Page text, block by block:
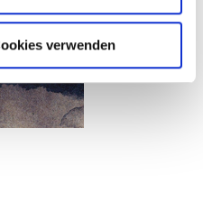
verwenden